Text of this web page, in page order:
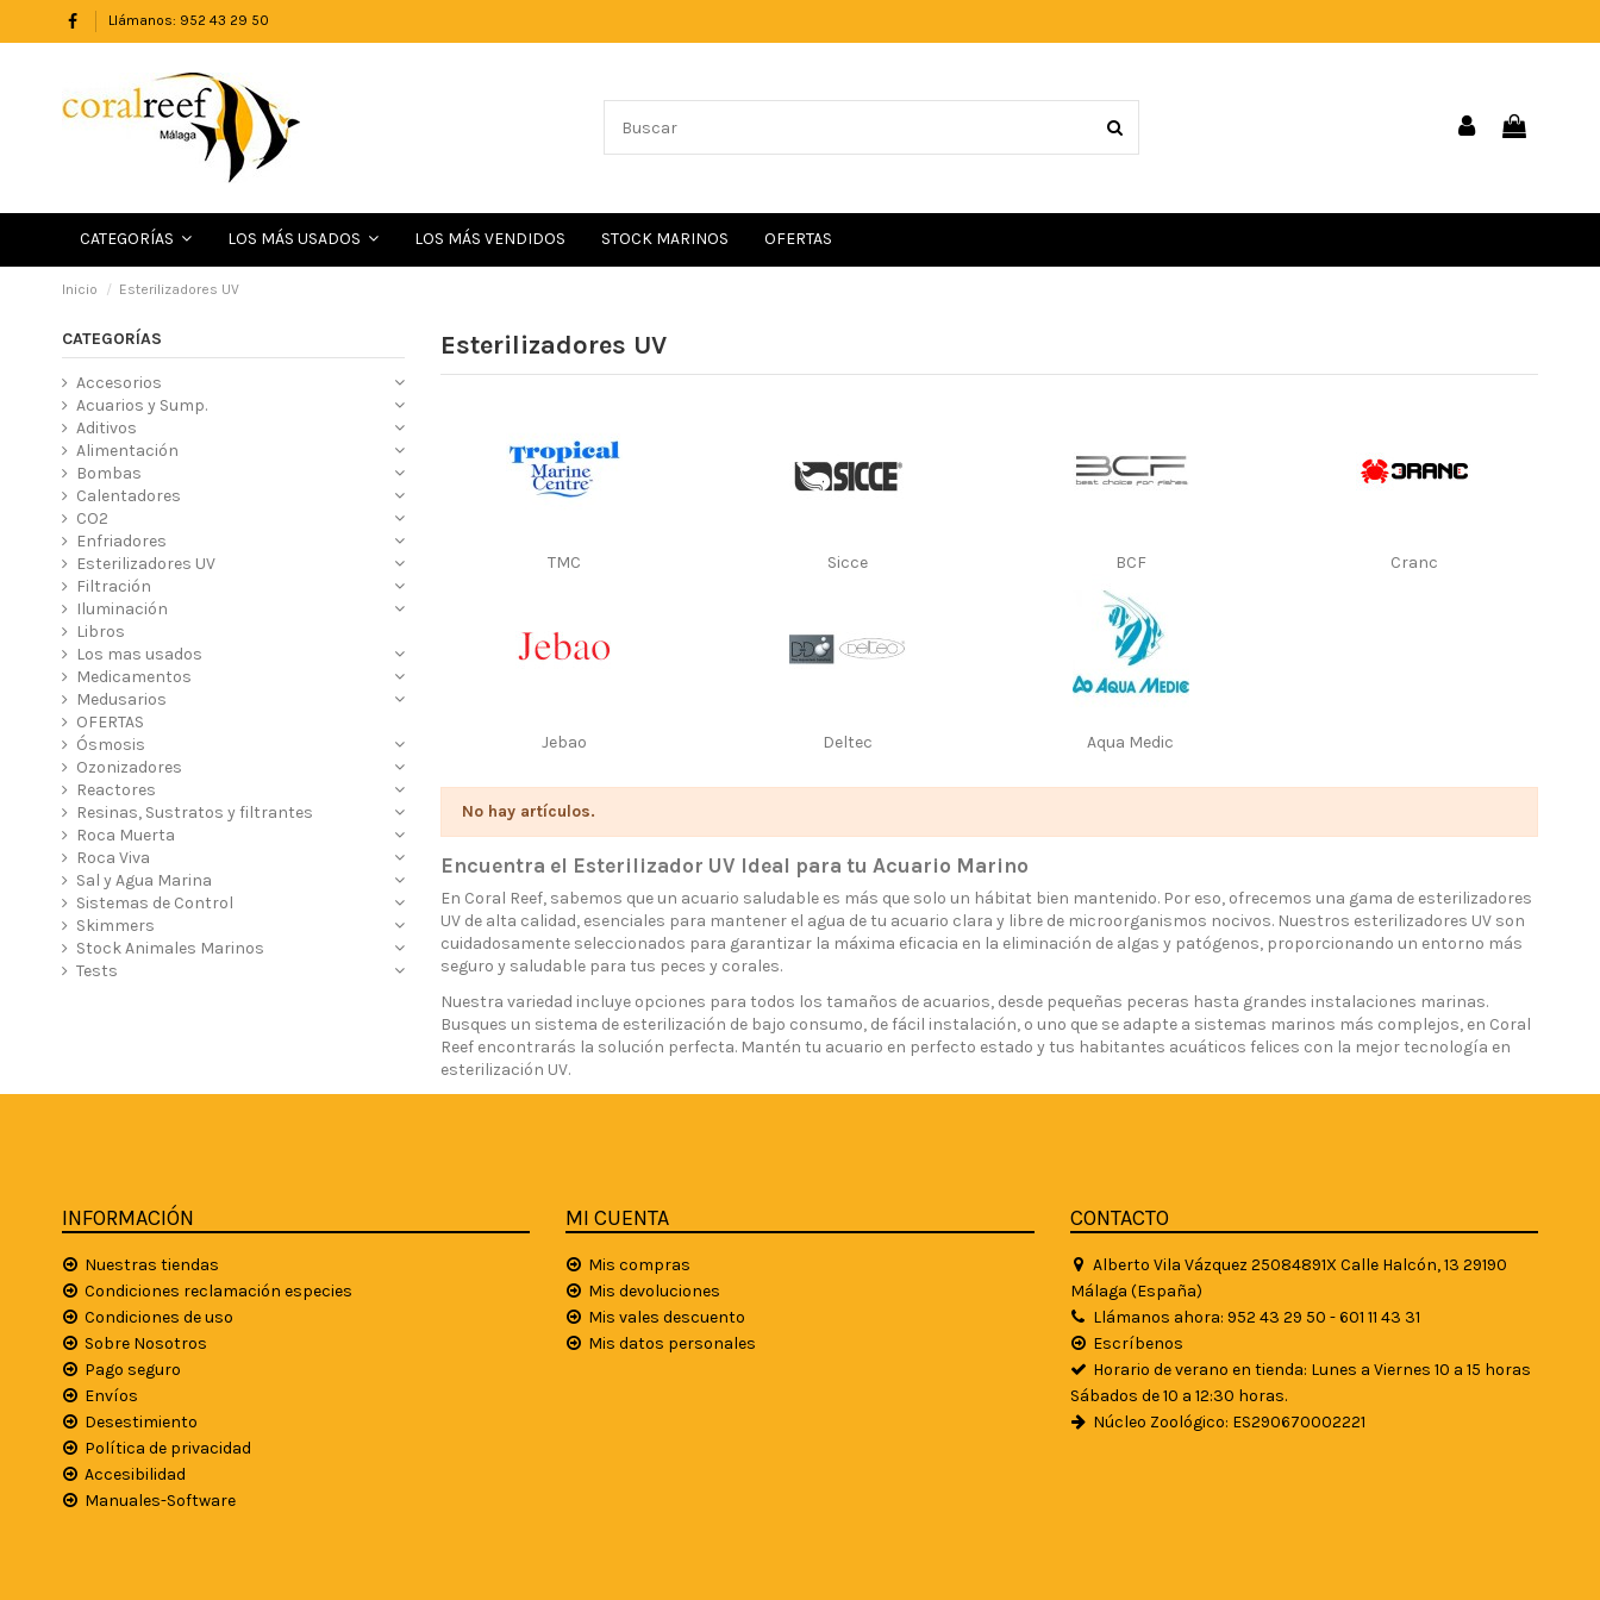
Llámanos: 952 43 29 50
CATEGORÍAS LOS MÁS USADOS LOS MÁS VENDIDOS STOCK MARINOS OFERTAS
Inicio Esterilizadores UV
Esterilizadores UV
TMC Sicce BCF Cranc
Jebao Deltec Aqua Medic
No hay artículos.
Encuentra el Esterilizador UV Ideal para tu Acuario Marino
En Coral Reef, sabemos que un acuario saludable es más que solo un hábitat bien mantenido. Por eso, ofrecemos una gama de esterilizadores
UV de alta calidad, esenciales para mantener el agua de tu acuario clara y libre de microorganismos nocivos. Nuestros esterilizadores UV son
cuidadosamente seleccionados para garantizar la máxima eficacia en la eliminación de algas y patógenos, proporcionando un entorno más
seguro y saludable para tus peces y corales.
Nuestra variedad incluye opciones para todos los tamaños de acuarios, desde pequeñas peceras hasta grandes instalaciones marinas.
Busques un sistema de esterilización de bajo consumo, de fácil instalación, o uno que se adapte a sistemas marinos más complejos, en Coral
Reef encontrarás la solución perfecta. Mantén tu acuario en perfecto estado y tus habitantes acuáticos felices con la mejor tecnología en
esterilización UV.
CATEGORÍAS
Accesorios
Acuarios y Sump.
Aditivos
Alimentación
Bombas
Calentadores
CO2
Enfriadores
Esterilizadores UV
Filtración
Iluminación
Libros
Los mas usados
Medicamentos
Medusarios
OFERTAS
Ósmosis
Ozonizadores
Reactores
Resinas, Sustratos y filtrantes
Roca Muerta
Roca Viva
Sal y Agua Marina
Sistemas de Control
Skimmers
Stock Animales Marinos
Tests
INFORMACIÓN
Nuestras tiendas
Condiciones reclamación especies
Condiciones de uso
Sobre Nosotros
Pago seguro
Envíos
Desestimiento
Política de privacidad
Accesibilidad
Manuales-Software
MI CUENTA
Mis compras
Mis devoluciones
Mis vales descuento
Mis datos personales
CONTACTO
Alberto Vila Vázquez 25084891X Calle Halcón, 13 29190
Málaga (España)
Llámanos ahora: 952 43 29 50 - 601 11 43 31
Escríbenos
Horario de verano en tienda: Lunes a Viernes 10 a 15 horas
Sábados de 10 a 12:30 horas.
Núcleo Zoológico: ES290670002221